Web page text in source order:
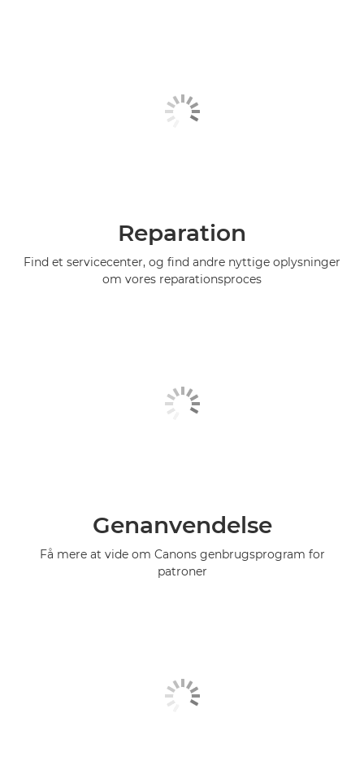
Reparation
Find et servicecenter, og find andre nyttige oplysninger
om vores reparationsproces
Genanvendelse
Få mere at vide om Canons genbrugsprogram for
patroner